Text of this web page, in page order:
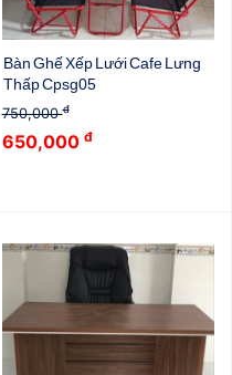
Bàn Ghế Xếp Lưới Cafe Lưng
Thấp Cpsg05
750,000đ
650,000 đ